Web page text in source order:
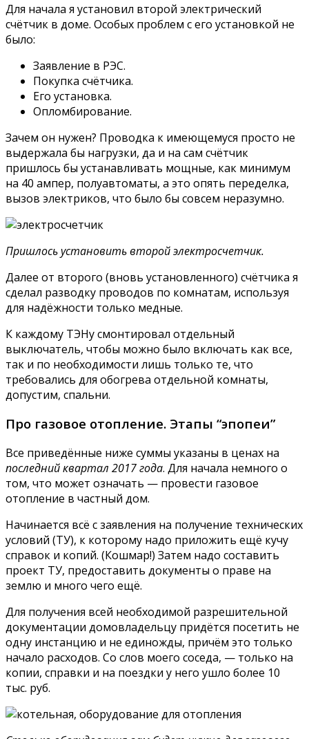
Для начала я установил второй электрический
счётчик в доме. Особых проблем с его установкой не
было:
Заявление в РЭС.
Покупка счётчика.
Его установка.
Опломбирование.
Зачем он нужен? Проводка к имеющемуся просто не
выдержала бы нагрузки, да и на сам счётчик
пришлось бы устанавливать мощные, как минимум
на 40 ампер, полуавтоматы, а это опять переделка,
вызов электриков, что было бы совсем неразумно.
Пришлось установить второй электросчетчик.
Далее от второго (вновь установленного) счётчика я
сделал разводку проводов по комнатам, используя
для надёжности только медные.
К каждому ТЭНу смонтировал отдельный
выключатель, чтобы можно было включать как все,
так и по необходимости лишь только те, что
требовались для обогрева отдельной комнаты,
допустим, спальни.
Про газовое отопление. Этапы “эпопеи”
Все приведённые ниже суммы указаны в ценах на
последний квартал 2017 года. Для начала немного о
том, что может означать — провести газовое
отопление в частный дом.
Начинается всё с заявления на получение технических
условий (ТУ), к которому надо приложить ещё кучу
справок и копий. (Кошмар!) Затем надо составить
проект ТУ, предоставить документы о праве на
землю и много чего ещё.
Для получения всей необходимой разрешительной
документации домовладельцу придётся посетить не
одну инстанцию и не единожды, причём это только
начало расходов. Со слов моего соседа, — только на
копии, справки и на поездки у него ушло более 10
тыс. руб.